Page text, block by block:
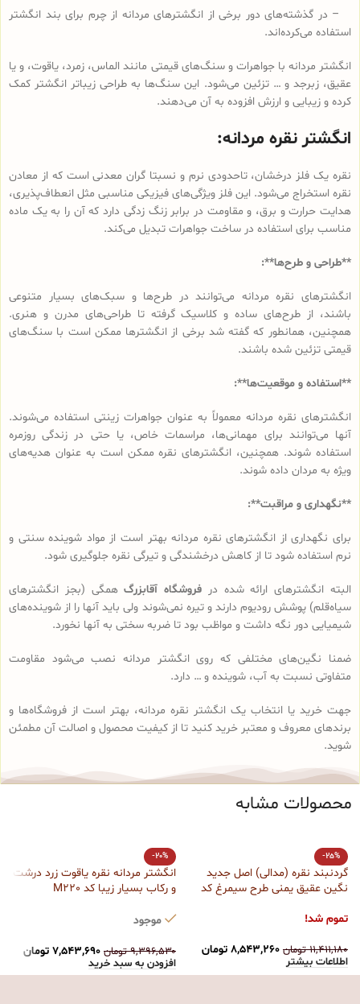
– در گذشته‌های دور برخی از انگشترهای مردانه از چرم برای بند انگشتر
استفاده می‌کرده‌اند.
انگشتر مردانه با جواهرات و سنگ‌های قیمتی مانند الماس، زمرد، یاقوت، و یا
عقیق، زبرجد و … تزئین می‌شود. این سنگ‌ها به طراحی زیباتر انگشتر کمک
کرده و زیبایی و ارزش افزوده به آن می‌دهند.
انگشتر نقره مردانه:
نقره یک فلز درخشان، تاحدودی نرم و نسبتا گران معدنی است که از معادن
نقره استخراج می‌شود. این فلز ویژگی‌های فیزیکی مناسبی مثل انعطاف‌پذیری،
هدایت حرارت و برق، و مقاومت در برابر زنگ زدگی دارد که آن را به یک ماده
مناسب برای استفاده در ساخت جواهرات تبدیل می‌کند.
**طراحی و طرح‌ها**:
انگشترهای نقره مردانه می‌توانند در طرح‌ها و سبک‌های بسیار متنوعی
باشند، از طرح‌های ساده و کلاسیک گرفته تا طراحی‌های مدرن و هنری.
همچنین، همانطور که گفته شد برخی از انگشترها ممکن است با سنگ‌های
قیمتی تزئین شده باشند.
**استفاده و موقعیت‌ها**:
انگشترهای نقره مردانه معمولاً به عنوان جواهرات زینتی استفاده می‌شوند.
آنها می‌توانند برای مهمانی‌ها، مراسمات خاص، یا حتی در زندگی روزمره
استفاده شوند. همچنین، انگشترهای نقره ممکن است به عنوان هدیه‌های
ویژه به مردان داده شوند.
**نگهداری و مراقبت**:
برای نگهداری از انگشترهای نقره مردانه بهتر است از مواد شوینده سنتی و
نرم استفاده شود تا از کاهش درخشندگی و تیرگی نقره جلوگیری شود.
البته انگشترهای ارائه شده در فروشگاه آقابزرگهمگی (بجز انگشترهای
سیاه‌قلم) پوشش رودیوم دارند و تیره نمی‌شوند ولی باید آنها را از شوینده‌های
شیمیایی دور نگه داشت و مواظب بود تا ضربه سختی به آنها نخورد.
ضمنا نگین‌های مختلفی که روی انگشتر مردانه نصب می‌شود مقاومت
متفاوتی نسبت به آب، شوینده و … دارد.
جهت خرید یا انتخاب یک انگشتر نقره مردانه، بهتر است از فروشگاه‌ها و
برندهای معروف و معتبر خرید کنید تا از کیفیت محصول و اصالت آن مطمئن
شوید.
محصولات مشابه
-25%
گردنبند نقره (مدالی) اصل جدید
نگین عقیق یمنی طرح سیمرغ کد
تموم شد!
۱۱,۴۱۱,۱۸۰ تومان ۸,۵۴۳,۲۶۰ تومان
اطلاعات بیشتر
-20%
انگشتر مردانه نقره یاقوت زرد درشت
و رکاب بسیار زیبا کد M220
موجود
۹,۳۹۶,۵۳۰ تومان ۷,۵۴۳,۶۹۰ تومان
افزودن به سبد خرید